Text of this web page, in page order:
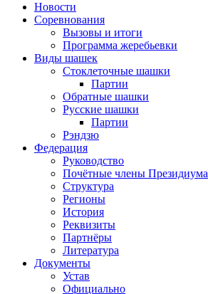
Новости
Соревнования
Вызовы и итоги
Программа жеребьевки
Виды шашек
Стоклеточные шашки
Партии
Обратные шашки
Русские шашки
Партии
Рэндзю
Федерация
Руководство
Почётные члены Президиума
Структура
Регионы
История
Реквизиты
Партнёры
Литература
Документы
Устав
Официально